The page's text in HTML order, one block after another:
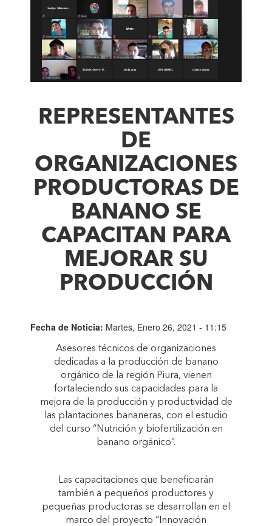
REPRESENTANTES
DE
ORGANIZACIONES
PRODUCTORAS DE
BANANO SE
CAPACITAN PARA
MEJORAR SU
PRODUCCIÓN
Fecha de Noticia: Martes, Enero 26, 2021 - 11:15
Asesores técnicos de organizaciones
dedicadas a la producción de banano
orgánico de la región Piura, vienen
fortaleciendo sus capacidades para la
mejora de la producción y productividad de
las plantaciones bananeras, con el estudio
del curso “Nutrición y biofertilización en
banano orgánico”.
Las capacitaciones que beneficiarán
también a pequeños productores y
pequeñas productoras se desarrollan en el
marco del proyecto “Innovación